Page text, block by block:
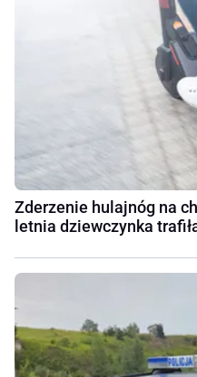
Zderzenie hulajnóg na
letnia dziewczynka